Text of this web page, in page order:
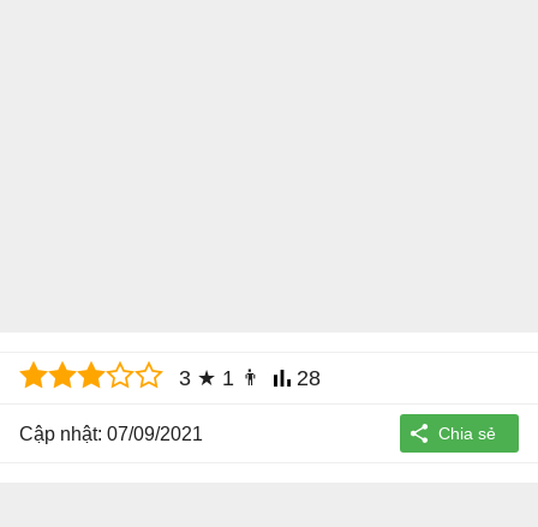
3 ★ 1 👨 28
Cập nhật: 07/09/2021